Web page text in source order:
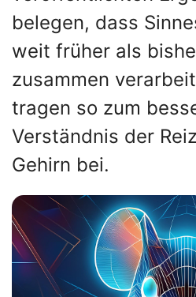
belegen, dass
weit früher als
zusammen
tragen so zum
Verständnis der
Gehirn bei.